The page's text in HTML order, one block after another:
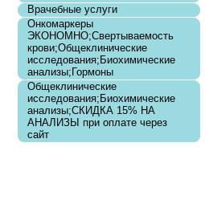
Врачебные услуги
Онкомаркеры
ЭКОНОМНО;Свертываемость
крови;Общеклинические
исследования;Биохимические
анализы;Гормоны
Общеклинические
исследования;Биохимические
анализы;СКИДКА 15% НА
АНАЛИЗЫ при оплате через
сайт